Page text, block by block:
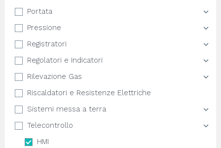
Portata
Pressione
Registratori
Regolatori e Indicatori
Rilevazione Gas
Riscaldatori e Resistenze Elettriche
Sistemi messa a terra
Telecontrollo
HMI